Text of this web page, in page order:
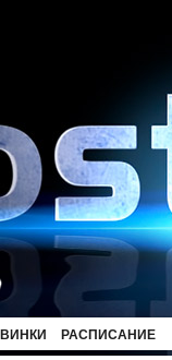
РАСПИСАНИЕ